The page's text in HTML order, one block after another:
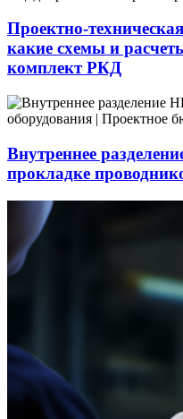
Проектно-
какие схемы и
комплект РКД
Внутреннее
прокладке